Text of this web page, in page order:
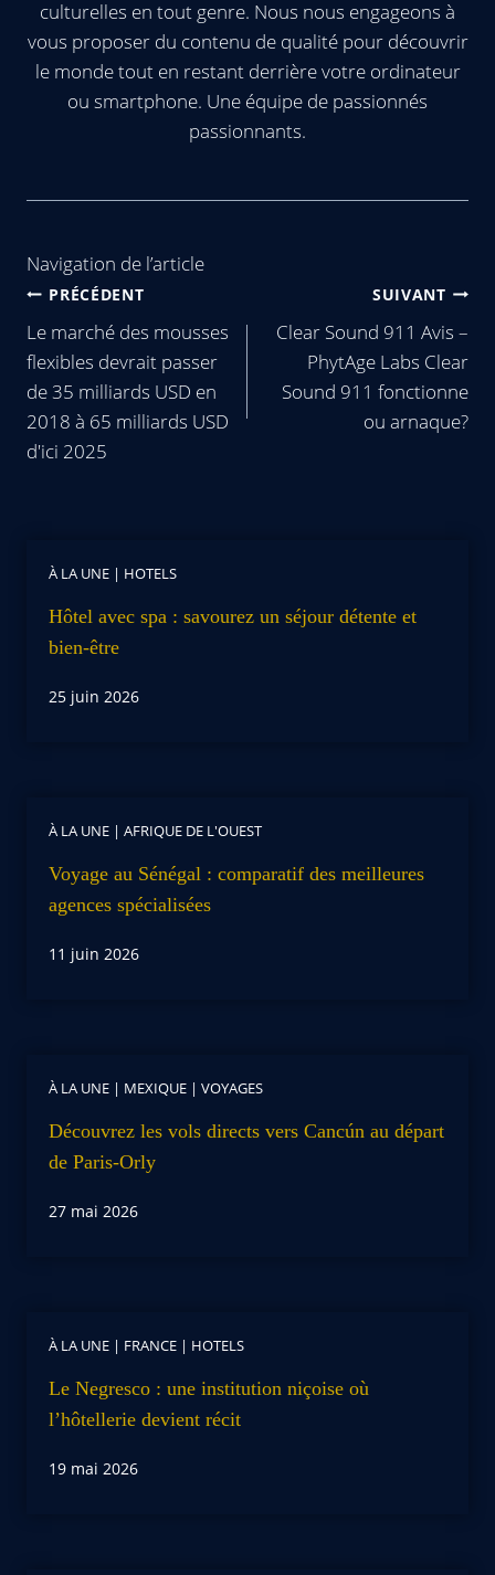
culturelles en tout genre. Nous nous engageons à
vous proposer du contenu de qualité pour découvrir
le monde tout en restant derrière votre ordinateur
ou smartphone. Une équipe de passionnés
passionnants.
Navigation de l’article
PRÉCÉDENT
Le marché des mousses
flexibles devrait passer
de 35 milliards USD en
2018 à 65 milliards USD
d'ici 2025
SUIVANT
Clear Sound 911 Avis –
PhytAge Labs Clear
Sound 911 fonctionne
ou arnaque?
À LA UNE | HOTELS
Hôtel avec spa : savourez un séjour détente et
bien-être
25 juin 2026
À LA UNE | AFRIQUE DE L'OUEST
Voyage au Sénégal : comparatif des meilleures
agences spécialisées
11 juin 2026
À LA UNE | MEXIQUE | VOYAGES
Découvrez les vols directs vers Cancún au départ
de Paris-Orly
27 mai 2026
À LA UNE | FRANCE | HOTELS
Le Negresco : une institution niçoise où
l’hôtellerie devient récit
19 mai 2026